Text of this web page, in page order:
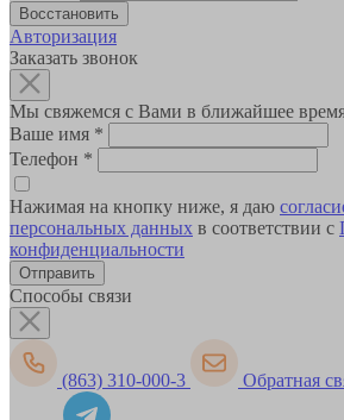
Авторизация
Заказать звонок
Мы свяжемся с Вами в ближайшее
Ваше имя *
Телефон *
Нажимая на кнопку ниже, я даю
персональных данных в соответствии с
конфиденциальности
Способы связи
(863) 310-000-3 Обратная